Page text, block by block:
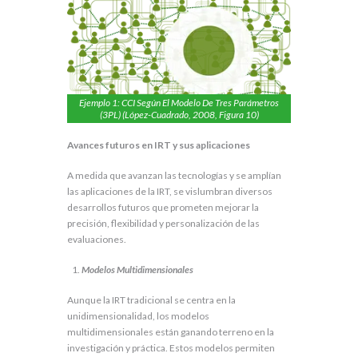
Ejemplo 1: CCI Según El Modelo De Tres Parámetros
(3PL) (López-Cuadrado, 2008, Figura 10)
Avances futuros en IRT y sus aplicaciones
A medida que avanzan las tecnologías y se amplían
las aplicaciones de la IRT, se vislumbran diversos
desarrollos futuros que prometen mejorar la
precisión, flexibilidad y personalización de las
evaluaciones.
Modelos Multidimensionales
Aunque la IRT tradicional se centra en la
unidimensionalidad, los modelos
multidimensionales están ganando terreno en la
investigación y práctica. Estos modelos permiten